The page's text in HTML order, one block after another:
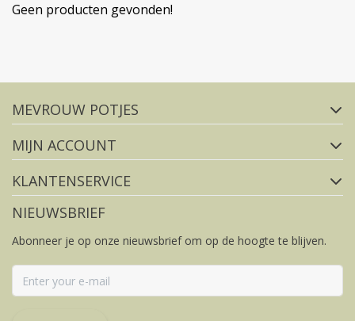
Geen producten gevonden!
FACEBOOK
MEVROUW POTJES
MIJN ACCOUNT
KLANTENSERVICE
NIEUWSBRIEF
Abonneer je op onze nieuwsbrief om op de hoogte te blijven.